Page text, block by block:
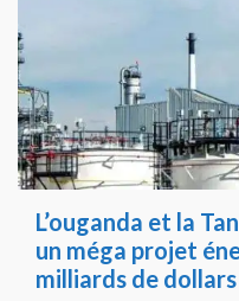
L’ouganda et la
un méga projet
milliards de dollars